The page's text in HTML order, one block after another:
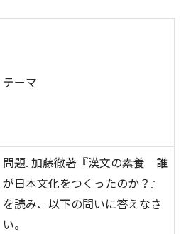
テーマ
問題. 加藤徹著『漢文の素養 誰
が日本文化をつくったのか？』
を読み、以下の問いに答えなさ
い。